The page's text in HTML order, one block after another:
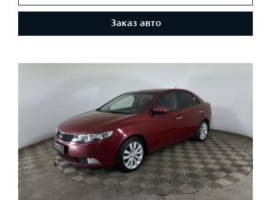
Заказ авто